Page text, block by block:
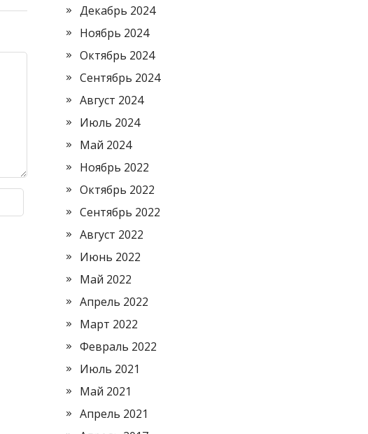
Декабрь 2024
Ноябрь 2024
Октябрь 2024
Сентябрь 2024
Август 2024
Июль 2024
Май 2024
Ноябрь 2022
Октябрь 2022
Сентябрь 2022
Август 2022
Июнь 2022
Май 2022
Апрель 2022
Март 2022
Февраль 2022
Июль 2021
Май 2021
Апрель 2021